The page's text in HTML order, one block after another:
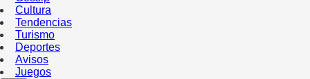
Cultura
Tendencias
Turismo
Deportes
Avisos
Juegos